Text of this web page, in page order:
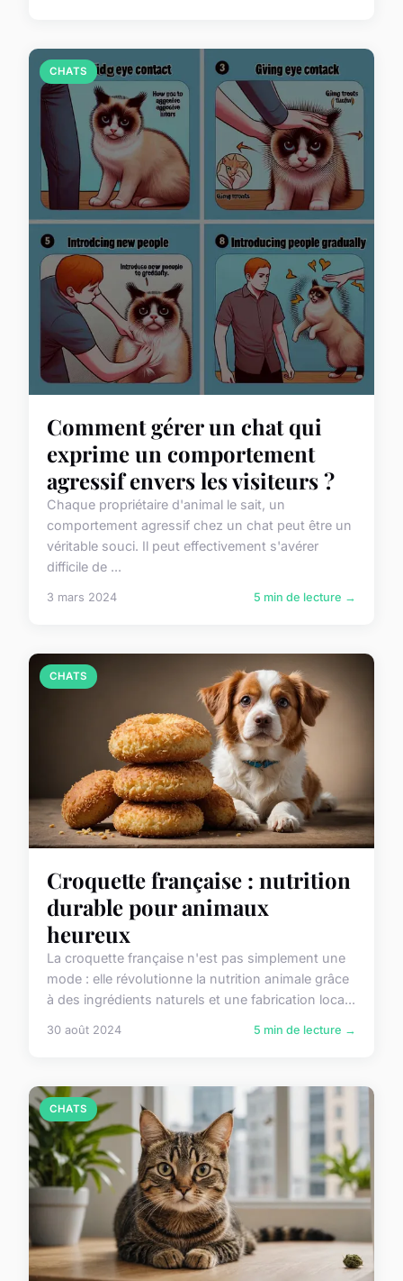
CHATS
Comment gérer un chat qui
exprime un comportement
agressif envers les visiteurs ?
Chaque propriétaire d'animal le sait, un
comportement agressif chez un chat peut être un
véritable souci. Il peut effectivement s'avérer
difficile de ...
3 mars 2024 5 min de lecture →
CHATS
Croquette française : nutrition
durable pour animaux
heureux
La croquette française n'est pas simplement une
mode : elle révolutionne la nutrition animale grâce
à des ingrédients naturels et une fabrication loca...
30 août 2024 5 min de lecture →
CHATS